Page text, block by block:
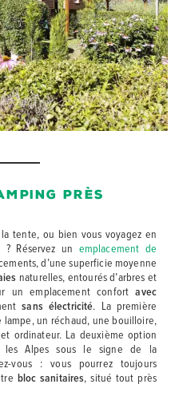
près
tente, ou bien vous voyagez en
Réservez un emplacement de
d’une superficie moyenne
naturelles, entourés d’arbres et
un emplacement confortavec
sans électricité. La première
un réchaud, une bouilloire,
ordinateur. La deuxième option
Alpes sous le signe de la
vous : vous pourrez toujours
bloc sanitaires, situé tout près